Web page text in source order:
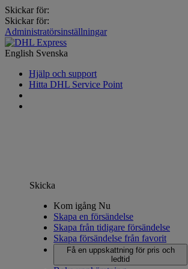
Skickar för:
Skickar för:
Administratörsinställningar
English Svenska
Hjälp och support
Hitta DHL Service Point
Skicka
Kom igång Nu
Skapa en försändelse
Skapa från tidigare försändelse
Skapa försändelse från favorit
Få en uppskattning för pris och
ledtid